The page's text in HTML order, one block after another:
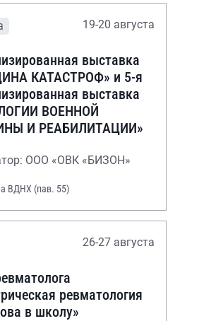
19-20 августа
выставка
КАТАСТРОФ» и 5-я
выставка
ВОЕННОЙ
И РЕАБИЛИТАЦИИ»
ООО «ОВК «БИЗОН»
ВДНХ (пав. 55)
26-27 августа
ревматология
в школу»